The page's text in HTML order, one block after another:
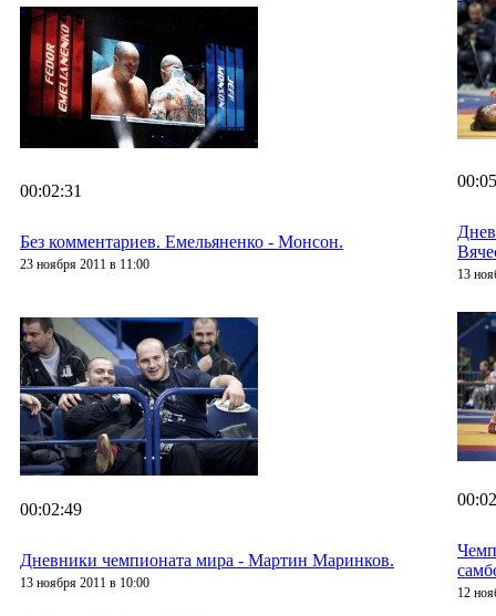
00:02:31
Без комментариев. Емельяненко - Монсон.
23 ноября 2011 в 11:00
13
00:02:49
Дневники чемпионата мира - Мартин Маринков.
13 ноября 2011 в 10:00
12